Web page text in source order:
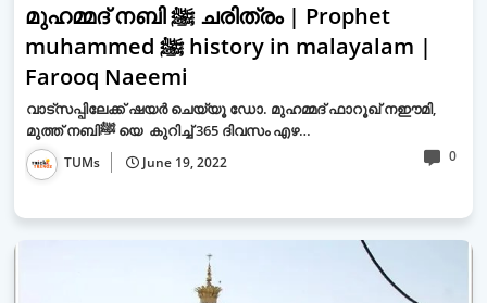
മുഹമ്മദ് നബി ﷺ ചരിത്രം | Prophet
muhammed ﷺ history in malayalam |
Farooq Naeemi
വാട്സപ്പിലേക്ക് ഷയർ ചെയ്യൂ ഡോ. മുഹമ്മദ് ഫാറൂഖ് നഈമി,
മുത്ത് നബിﷺ യെ കുറിച്ച് 365 ദിവസം എഴ…
TUMs June 19, 2022 0